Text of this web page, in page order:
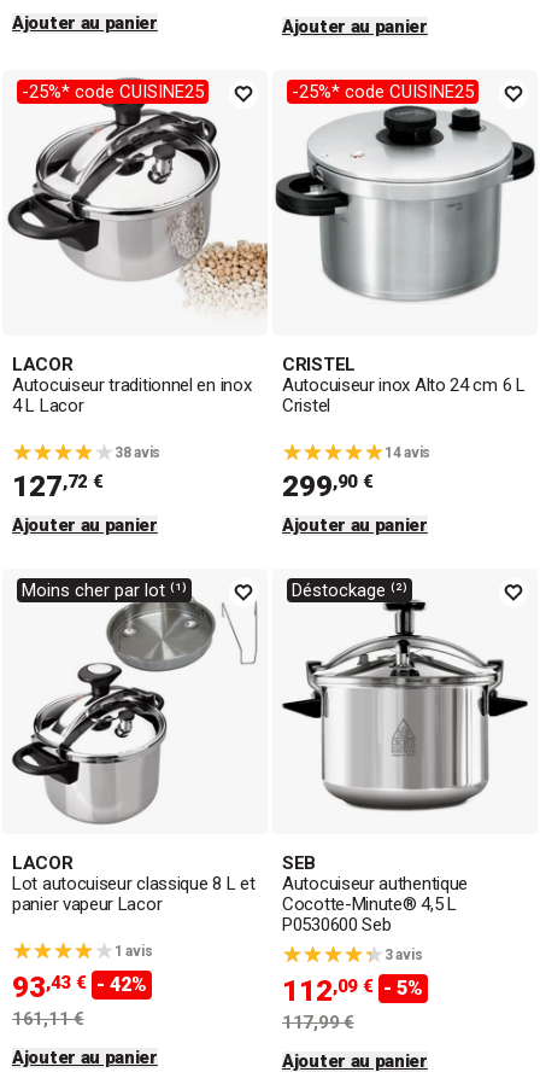
Ajouter au panier
Ajouter au panier
-25%* code CUISINE25
LACOR
Autocuiseur traditionnel en inox
4 L Lacor
38 avis
127,72 €
Ajouter au panier
-25%* code CUISINE25
CRISTEL
Autocuiseur inox Alto 24 cm 6 L
Cristel
14 avis
299,90 €
Ajouter au panier
Moins cher par lot ⁽¹⁾
LACOR
Lot autocuiseur classique 8 L et
panier vapeur Lacor
1 avis
93,43 € - 42%
161,11 €
Ajouter au panier
Déstockage ⁽²⁾
SEB
Autocuiseur authentique
Cocotte-Minute® 4,5 L
P0530600 Seb
3 avis
112,09 € - 5%
117,99 €
Ajouter au panier